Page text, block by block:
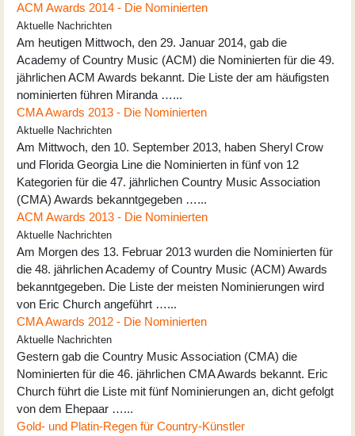
ACM Awards 2014 - Die Nominierten
Aktuelle Nachrichten
Am heutigen Mittwoch, den 29. Januar 2014, gab die
Academy of Country Music (ACM) die Nominierten für die 49.
jährlichen ACM Awards bekannt. Die Liste der am häufigsten
nominierten führen Miranda …...
CMA Awards 2013 - Die Nominierten
Aktuelle Nachrichten
Am Mittwoch, den 10. September 2013, haben Sheryl Crow
und Florida Georgia Line die Nominierten in fünf von 12
Kategorien für die 47. jährlichen Country Music Association
(CMA) Awards bekanntgegeben …...
ACM Awards 2013 - Die Nominierten
Aktuelle Nachrichten
Am Morgen des 13. Februar 2013 wurden die Nominierten für
die 48. jährlichen Academy of Country Music (ACM) Awards
bekanntgegeben. Die Liste der meisten Nominierungen wird
von Eric Church angeführt …...
CMA Awards 2012 - Die Nominierten
Aktuelle Nachrichten
Gestern gab die Country Music Association (CMA) die
Nominierten für die 46. jährlichen CMA Awards bekannt. Eric
Church führt die Liste mit fünf Nominierungen an, dicht gefolgt
von dem Ehepaar …...
Gold- und Platin-Regen für Country-Künstler